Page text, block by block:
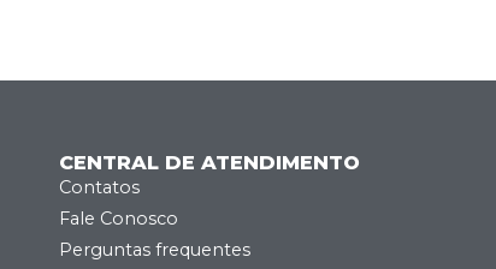
CENTRAL DE ATENDIMENTO
Contatos
Fale Conosco
Perguntas frequentes